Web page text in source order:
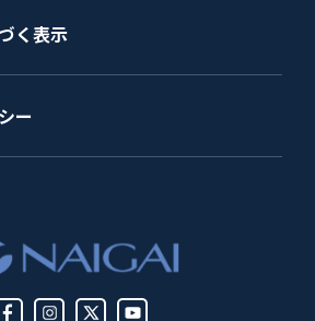
く表示
ー